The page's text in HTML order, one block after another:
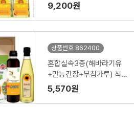
9,200원
상품번호 862400
혼합실속3종(해바라기유
+만능간장+부침가루) 식용
유세트
5,570원